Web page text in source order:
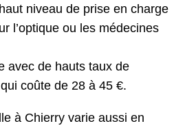
niveau de prise en charge
l’optique ou les médecines
avec de hauts taux de
coûte de 28 à 45 €.
à Chierry varie aussi en